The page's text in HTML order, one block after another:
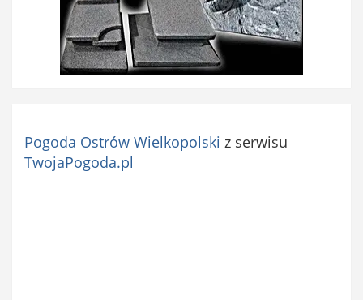
Pogoda Ostrów Wielkopolski z serwisu
TwojaPogoda.pl